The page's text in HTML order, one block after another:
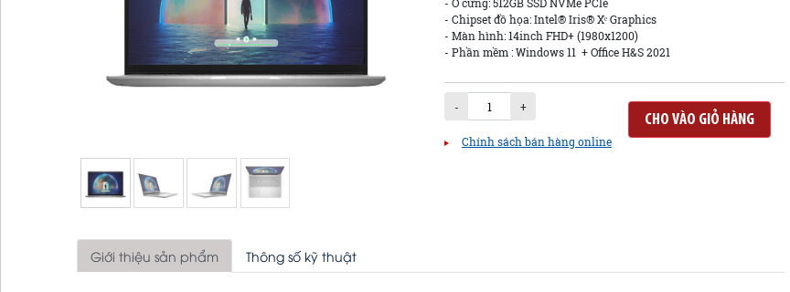
- Ổ cứng: 512GB SSD NVMe PCIe
- Chipset đồ họa: Intel® Iris® Xᵉ Graphics
- Màn hình: 14inch FHD+ (1980x1200)
- Phần mềm : Windows 11 + Office H&S 2021
- +
Chính sách bán hàng online
CHO VÀO GIỎ HÀNG
Giới thiệu sản phẩm Thông số kỹ thuật